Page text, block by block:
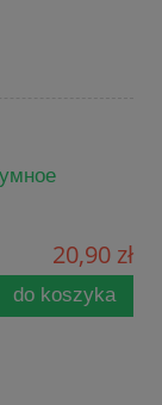
20,90 zł
do koszyka